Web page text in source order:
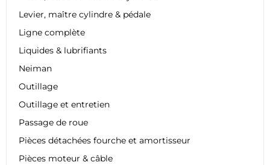
Levier, maître cylindre & pédale
Ligne complète
Liquides & lubrifiants
Neiman
Outillage
Outillage et entretien
Passage de roue
Pièces détachées fourche et amortisseur
Pièces moteur & câble